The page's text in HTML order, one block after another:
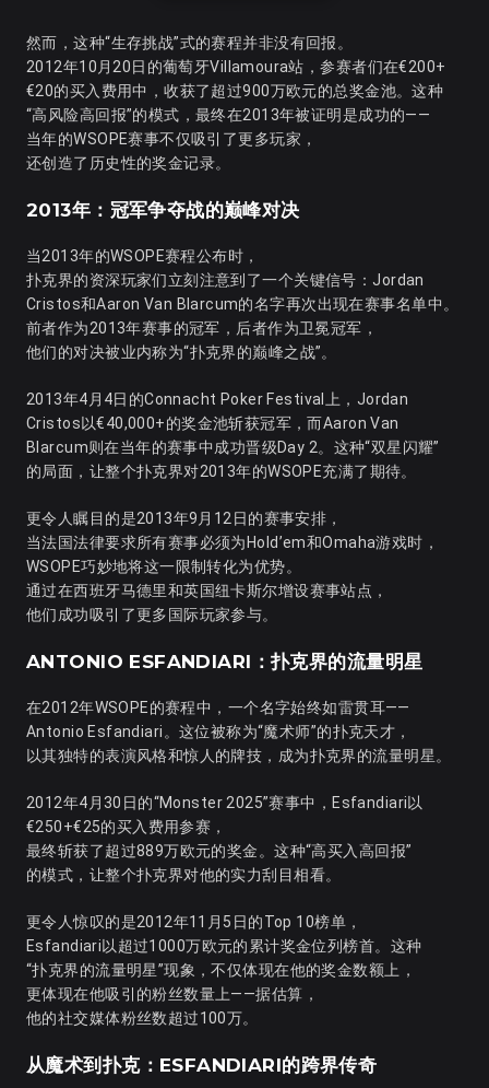
然而，这种“生存挑战”式的赛程并非没有回报。
2012年10月20日的葡萄牙Villamoura站，参赛者们在€200+
€20的买入费用中，收获了超过900万欧元的总奖金池。这种
“高风险高回报”的模式，最终在2013年被证明是成功的——
当年的WSOPE赛事不仅吸引了更多玩家，
还创造了历史性的奖金记录。
2013年：冠军争夺战的巅峰对决
当2013年的WSOPE赛程公布时，
扑克界的资深玩家们立刻注意到了一个关键信号：Jordan
Cristos和Aaron Van Blarcum的名字再次出现在赛事名单中。
前者作为2013年赛事的冠军，后者作为卫冕冠军，
他们的对决被业内称为“扑克界的巅峰之战”。
2013年4月4日的Connacht Poker Festival上，Jordan
Cristos以€40,000+的奖金池斩获冠军，而Aaron Van
Blarcum则在当年的赛事中成功晋级Day 2。这种“双星闪耀”
的局面，让整个扑克界对2013年的WSOPE充满了期待。
更令人瞩目的是2013年9月12日的赛事安排，
当法国法律要求所有赛事必须为Hold’em和Omaha游戏时，
WSOPE巧妙地将这一限制转化为优势。
通过在西班牙马德里和英国纽卡斯尔增设赛事站点，
他们成功吸引了更多国际玩家参与。
ANTONIO ESFANDIARI：扑克界的流量明星
在2012年WSOPE的赛程中，一个名字始终如雷贯耳——
Antonio Esfandiari。这位被称为“魔术师”的扑克天才，
以其独特的表演风格和惊人的牌技，成为扑克界的流量明星。
2012年4月30日的“Monster 2025”赛事中，Esfandiari以
€250+€25的买入费用参赛，
最终斩获了超过889万欧元的奖金。这种“高买入高回报”
的模式，让整个扑克界对他的实力刮目相看。
更令人惊叹的是2012年11月5日的Top 10榜单，
Esfandiari以超过1000万欧元的累计奖金位列榜首。这种
“扑克界的流量明星”现象，不仅体现在他的奖金数额上，
更体现在他吸引的粉丝数量上——据估算，
他的社交媒体粉丝数超过100万。
从魔术到扑克：ESFANDIARI的跨界传奇